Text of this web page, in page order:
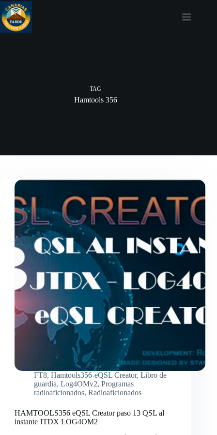
Skip
to
content
TAG
Hamtools 356
FT8, Hamtools356-eQSL Creator, Libro de
guardia, Log4OMv2, Programas
radioaficionados, Radioaficionados
HAMTOOLS356 eQSL Creator paso 13 QSL al
instante JTDX LOG4OM2